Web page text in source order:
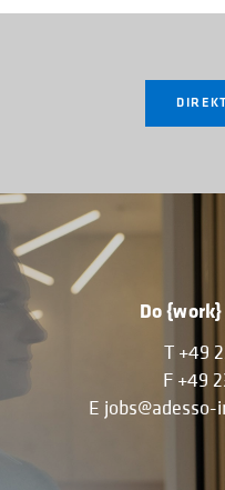
Do
T +49
F +49
E